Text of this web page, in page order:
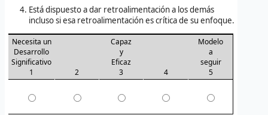
Está dispuesto a dar retroalimentación a los demás
incluso si esa retroalimentación es crítica de su enfoque.
Necesita un
Desarrollo
Significativo
1
2
Capaz
y
Eficaz
3
4
Modelo
a
seguir
5